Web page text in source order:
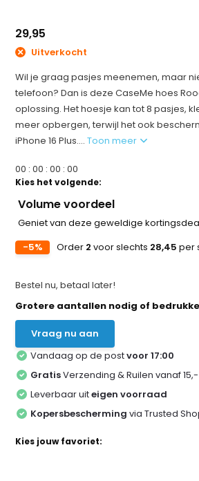
29,95
Uitverkocht
Wil je graag pasjes meenemen, maar
telefoon? Dan is deze CaseMe hoes
oplossing. Het hoesje kan tot 8 pasjes,
meer opbergen, terwijl het ook
iPhone 16 Plus....Toon meer
00 :00 :00 :00
Kies het volgende:
Volume voordeel
Geniet van deze geweldige
-5%
Order 2 voor slechts 28,45 per
Bestel nu, betaal later!
Grotere aantallen nodig of
Vraag nu aan
Vandaag op de postvoor 17:00
GratisVerzending & Ruilen vanaf 15,-
Leverbaar uiteigen voorraad
Kopersbescherming via Trusted
Kies jouw favoriet: